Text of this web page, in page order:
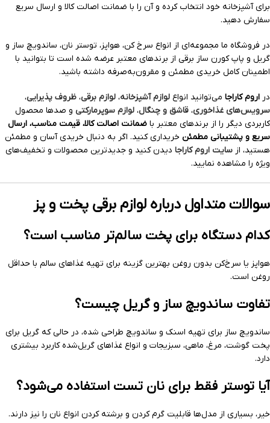
برای آشپزخانه خود انتخاب کرده و آن را با ضمانت اصالت کالا و ارسال سریع
سفارش دهید.
در فروشگاه ما مجموعه‌ای از انواع سرخ کن، هواپز، توستر نان، ساندویچ ساز و
گریل و پاپ کورن ساز برقی از برندهای معتبر عرضه شده است تا بتوانید با
اطمینان کامل خریدی مطمئن و مقرون‌به‌صرفه داشته باشید.
در اروم کاراجا می‌توانید انواع لوازم آشپزخانه، لوازم برقی، ظروف پذیرایی،
سرویس‌های غذاخوری، قاشق و چنگال، لوازم سوپرمارکتی و صدها محصول
کاربردی دیگر را از برندهای معتبر با ضمانت اصالت کالا، قیمت مناسب، ارسال
سریع و پشتیبانی مطمئن خریداری کنید. اگر به دنبال خریدی آسان و مطمئن
هستید، از سایت اروم کاراجا دیدن کنید و جدیدترین محصولات و تخفیف‌های
ویژه را مشاهده نمایید.
سوالات متداول درباره لوازم برقی پخت و پز
کدام دستگاه برای پخت سالم‌تر مناسب است؟
هواپز یا سرخ‌کن بدون روغن بهترین گزینه برای تهیه غذاهای سالم با حداقل
روغن است.
تفاوت ساندویچ ساز و گریل چیست؟
ساندویچ ساز برای تهیه اسنک و ساندویچ طراحی شده، در حالی که گریل برای
پخت گوشت، مرغ، ماهی، سبزیجات و انواع غذاهای گریل‌شده کاربرد بیشتری
دارد.
آیا توستر فقط برای نان تست استفاده می‌شود؟
خیر، بسیاری از مدل‌ها قابلیت گرم کردن و برشته کردن انواع نان را نیز دارند.